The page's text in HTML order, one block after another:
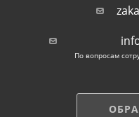
По вопросам